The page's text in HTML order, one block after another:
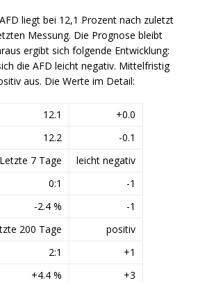
liegt bei 12,1 Prozent nach zuletzt
Messung. Die Prognose bleibt
ergibt sich folgende Entwicklung:
die AFD leicht negativ. Mittelfristig
aus. Die Werte im Detail:
12.1
+0.0
12.2
-0.1
Letzte 7 Tage
leicht negativ
0:1
-1
-2.4 %
-1
200 Tage
positiv
2:1
+1
+4.4 % +3